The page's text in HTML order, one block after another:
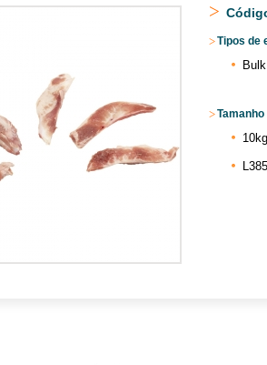
>
>Tipos de
Bulk
>